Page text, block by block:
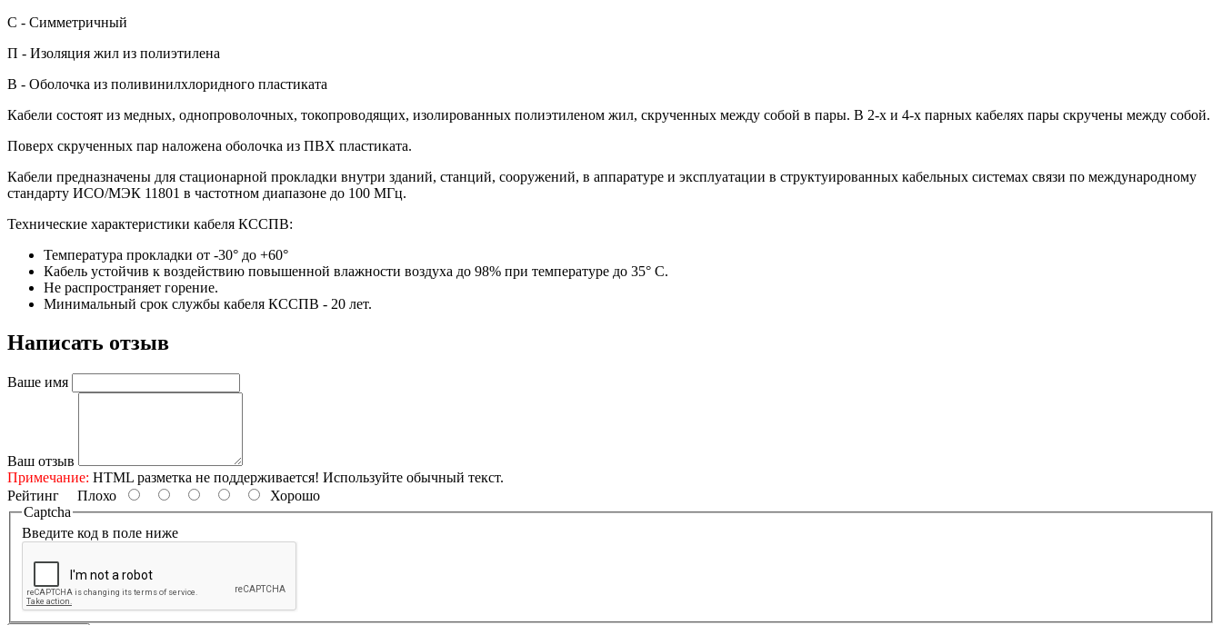
С - Симметричный
П - Изоляция жил из полиэтилена
В - Оболочка из поливинилхлоридного пластиката
Кабели состоят из медных, однопроволочных, токопроводящих, изолированных полиэтиленом жил, скрученных между собой в пары. В 2-х и 4-х парных кабелях пары скручены между собой.
Поверх скрученных пар наложена оболочка из ПВХ пластиката.
Кабели предназначены для стационарной прокладки внутри зданий, станций, сооружений, в аппаратуре и эксплуатации в структуированных кабельных системах связи по международному
стандарту ИСО/МЭК 11801 в частотном диапазоне до 100 МГц.
Технические характеристики кабеля КССПВ:
Температура прокладки от -30° до +60°
Кабель устойчив к воздействию повышенной влажности воздуха до 98% при температуре до 35° С.
Не распространяет горение.
Минимальный срок службы кабеля КССПВ - 20 лет.
Написать отзыв
Ваше имя
Ваш отзыв
Примечание: HTML разметка не поддерживается! Используйте обычный текст.
Рейтинг Плохо
Хорошо
Captcha
Введите код в поле ниже